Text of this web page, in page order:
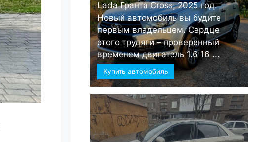
Lada Гранта Cross, 2025 год.
Новый автомобиль вы будите
первым владельцем. Сердце
этого трудяги – проверенный
временем двигатель 1.6 16 ...
Купить автомобиль